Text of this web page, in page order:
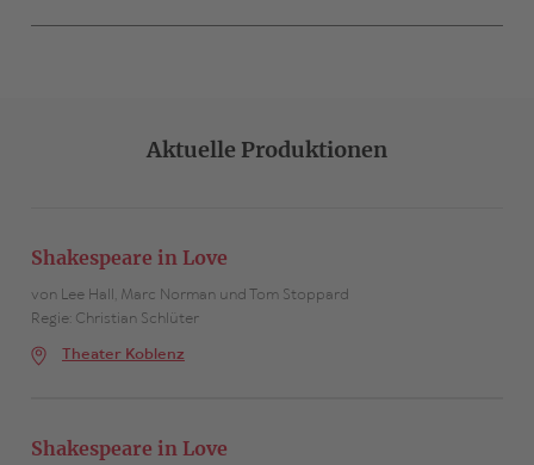
Aktuelle Produktionen
Shakespeare in Love
von Lee Hall, Marc Norman und Tom Stoppard
Regie: Christian Schlüter
Theater Koblenz
Shakespeare in Love